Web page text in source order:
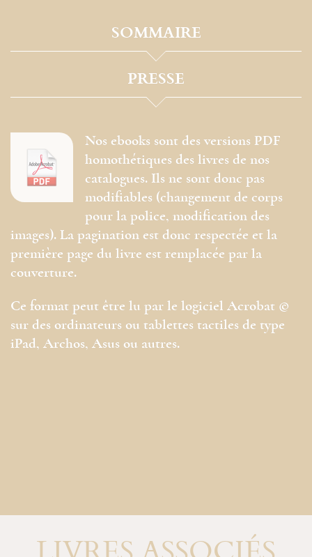
SOMMAIRE
PRESSE
Nos ebooks sont des versions PDF
homothétiques des livres de nos
catalogues. Ils ne sont donc pas
modifiables (changement de corps
pour la police, modification des
images). La pagination est donc respectée et la
première page du livre est remplacée par la
couverture.
Ce format peut être lu par le logiciel Acrobat ©
sur des ordinateurs ou tablettes tactiles de type
iPad, Archos, Asus ou autres.